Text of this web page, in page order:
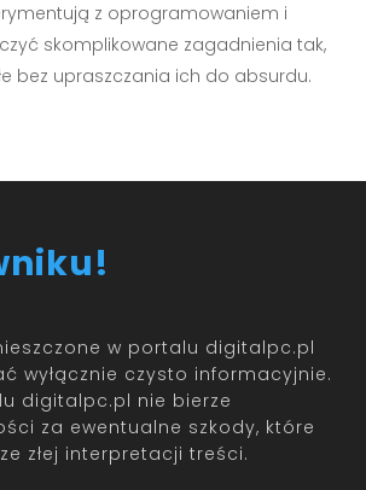
z oprogramowaniem i
skomplikowane zagadnienia tak,
bez upraszczania ich do absurdu.
w portalu digitalpc.pl
wyłącznie czysto informacyjnie.
digitalpc.pl nie bierze
za ewentualne szkody, które
złej interpretacji treści.